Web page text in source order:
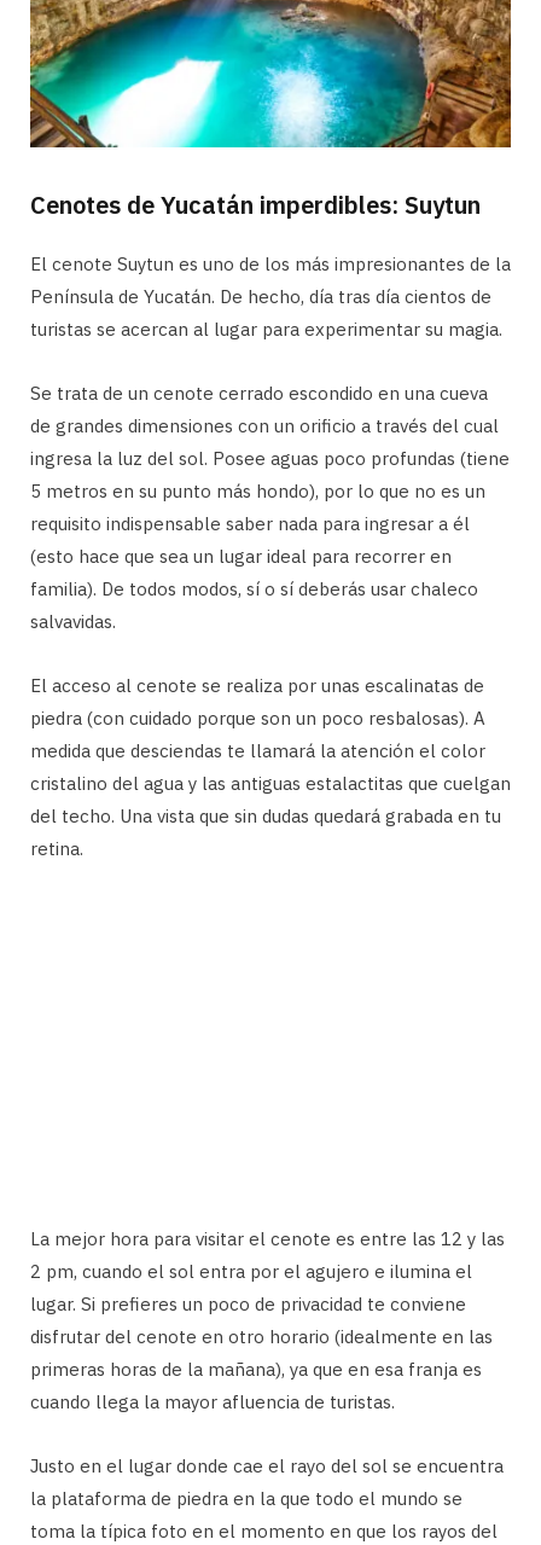
Cenotes de Yucatán imperdibles: Suytun
El cenote Suytun es uno de los más impresionantes de la
Península de Yucatán. De hecho, día tras día cientos de
turistas se acercan al lugar para experimentar su magia.
Se trata de un cenote cerrado escondido en una cueva
de grandes dimensiones con un orificio a través del cual
ingresa la luz del sol. Posee aguas poco profundas (tiene
5 metros en su punto más hondo), por lo que no es un
requisito indispensable saber nada para ingresar a él
(esto hace que sea un lugar ideal para recorrer en
familia). De todos modos, sí o sí deberás usar chaleco
salvavidas.
El acceso al cenote se realiza por unas escalinatas de
piedra (con cuidado porque son un poco resbalosas). A
medida que desciendas te llamará la atención el color
cristalino del agua y las antiguas estalactitas que cuelgan
del techo. Una vista que sin dudas quedará grabada en tu
retina.
La mejor hora para visitar el cenote es entre las 12 y las
2 pm, cuando el sol entra por el agujero e ilumina el
lugar. Si prefieres un poco de privacidad te conviene
disfrutar del cenote en otro horario (idealmente en las
primeras horas de la mañana), ya que en esa franja es
cuando llega la mayor afluencia de turistas.
Justo en el lugar donde cae el rayo del sol se encuentra
la plataforma de piedra en la que todo el mundo se
toma la típica foto en el momento en que los rayos del